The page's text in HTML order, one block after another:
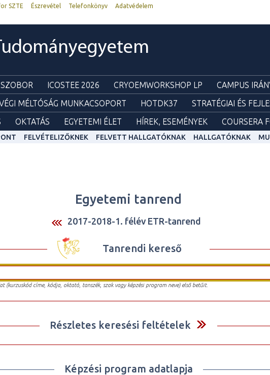
SZTE Észrevétel Telefonkönyv
Adatvédelem
ICOSTEE 2026 CRYOEMWORKSHOP LP CAMPUS
MÉLTÓSÁG MUNKACSOPORT HOTDK37 STRATÉGIAI ÉS
OKTATÁS EGYETEMI ÉLET HÍREK, ESEMÉNYEK COURSERA
FELVÉTELIZŐKNEK FELVETT HALLGATÓKNAK HALLGATÓKNAK
Egyetemi tanrend
2017-2018-1. félév ETR-tanrend
Tanrendi kereső
(kurzuskód címe, kódja, oktató, tanszék, szak vagy képzési program neve) első betűit.
Részletes keresési feltételek
Képzési program adatlapja